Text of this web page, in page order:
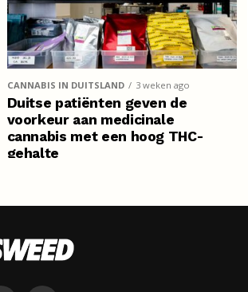
CANNABIS IN DUITSLAND 3 weken ago
Duitse patiënten geven de
voorkeur aan medicinale
cannabis met een hoog THC-
gehalte